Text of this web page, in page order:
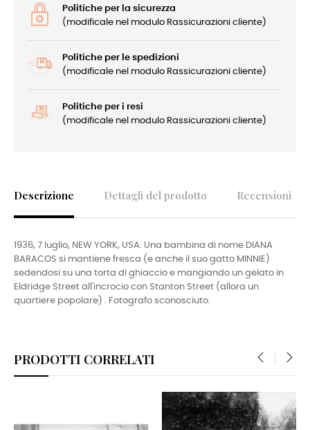
Politiche per la sicurezza
(modificale nel modulo Rassicurazioni cliente)
Politiche per le spedizioni
(modificale nel modulo Rassicurazioni cliente)
Politiche per i resi
(modificale nel modulo Rassicurazioni cliente)
Descrizione Dettagli del prodotto Recensioni
1936, 7 luglio, NEW YORK, USA: Una bambina di nome DIANA
BARACOS si mantiene fresca (e anche il suo gatto MINNIE)
sedendosi su una torta di ghiaccio e mangiando un gelato in
Eldridge Street all'incrocio con Stanton Street (allora un
quartiere popolare) . Fotografo sconosciuto.
PRODOTTI CORRELATI